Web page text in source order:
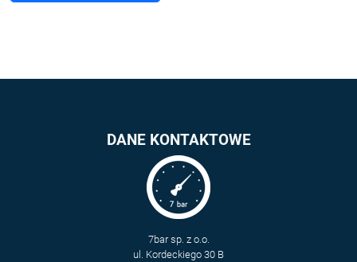
DANE KONTAKTOWE
7bar sp. z o.o.
ul. Kordeckiego 30 B